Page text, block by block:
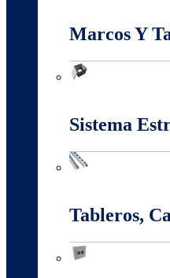
Marcos Y
Sistema
Tableros,